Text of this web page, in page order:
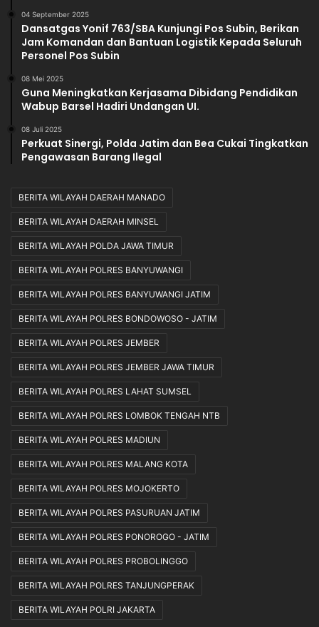
04 September 2025
Dansatgas Yonif 763/SBA Kunjungi Pos Subin, Berikan
Jam Komandan dan Bantuan Logistik Kepada Seluruh
Personel Pos Subin
08 Mei 2025
Guna Meningkatkan Kerjasama Dibidang Pendidikan
Wabup Barsel Hadiri Undangan UI.
08 Juli 2025
Perkuat Sinergi, Polda Jatim dan Bea Cukai Tingkatkan
Pengawasan Barang Ilegal
BERITA WILAYAH DAERAH MANADO
BERITA WILAYAH DAERAH MINSEL
BERITA WILAYAH POLDA JAWA TIMUR
BERITA WILAYAH POLRES BANYUWANGI
BERITA WILAYAH POLRES BANYUWANGI JATIM
BERITA WILAYAH POLRES BONDOWOSO - JATIM
BERITA WILAYAH POLRES JEMBER
BERITA WILAYAH POLRES JEMBER JAWA TIMUR
BERITA WILAYAH POLRES LAHAT SUMSEL
BERITA WILAYAH POLRES LOMBOK TENGAH NTB
BERITA WILAYAH POLRES MADIUN
BERITA WILAYAH POLRES MALANG KOTA
BERITA WILAYAH POLRES MOJOKERTO
BERITA WILAYAH POLRES PASURUAN JATIM
BERITA WILAYAH POLRES PONOROGO - JATIM
BERITA WILAYAH POLRES PROBOLINGGO
BERITA WILAYAH POLRES TANJUNGPERAK
BERITA WILAYAH POLRI JAKARTA